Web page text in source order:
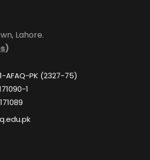
Lahore.
)
AFAQ-PK (2327-75)
1